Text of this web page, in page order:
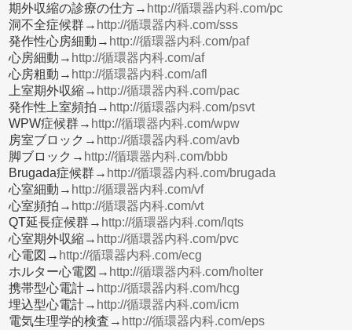
期外収縮の診療の仕方→ http://循環器内科.com/pc
洞不全症候群→ http://循環器内科.com/sss
発作性心房細動→ http://循環器内科.com/paf
心房細動→ http://循環器内科.com/af
心房粗動→ http://循環器内科.com/afl
上室期外収縮→ http://循環器内科.com/pac
発作性上室頻拍→ http://循環器内科.com/psvt
WPW症候群→ http://循環器内科.com/wpw
房室ブロック→ http://循環器内科.com/avb
脚ブロック→ http://循環器内科.com/bbb
Brugada症候群→ http://循環器内科.com/brugada
心室細動→ http://循環器内科.com/vf
心室頻拍→ http://循環器内科.com/vt
QT延長症候群→ http://循環器内科.com/lqts
心室期外収縮→ http://循環器内科.com/pvc
心電図→ http://循環器内科.com/ecg
ホルター心電図→ http://循環器内科.com/holter
携帯型心電計→ http://循環器内科.com/hcg
埋込型心電計→ http://循環器内科.com/icm
電気生理学的検査→ http://循環器内科.com/eps